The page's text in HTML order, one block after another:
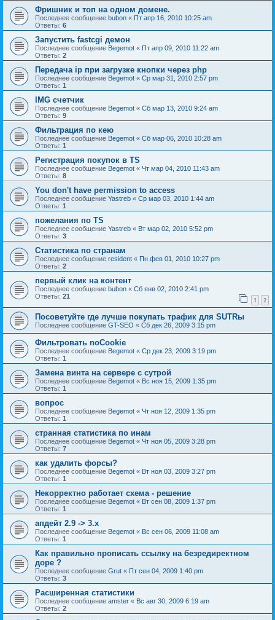
Фришник и топ на одном домене.
Последнее сообщение bubon « Пт апр 16, 2010 10:25 am
Ответы: 6
Запустить fastcgi демон
Последнее сообщение Begemot « Пт апр 09, 2010 11:22 am
Ответы: 2
Передача ip при загрузке кнопки через php
Последнее сообщение Begemot « Ср мар 31, 2010 2:57 pm
Ответы: 1
IMG счетчик
Последнее сообщение Begemot « Сб мар 13, 2010 9:24 am
Ответы: 9
Фильтрация по кею
Последнее сообщение Begemot « Сб мар 06, 2010 10:28 am
Ответы: 1
Регистрация покупок в ТS
Последнее сообщение Begemot « Чт мар 04, 2010 11:43 am
Ответы: 8
You don't have permission to access
Последнее сообщение Yastreb « Ср мар 03, 2010 1:44 am
Ответы: 1
пожелания по TS
Последнее сообщение Yastreb « Вт мар 02, 2010 5:52 pm
Ответы: 3
Статистика по странам
Последнее сообщение resident « Пн фев 01, 2010 10:27 pm
Ответы: 2
первый клик на контент
Последнее сообщение bubon « Сб янв 02, 2010 2:41 pm
Ответы: 21 1 2
Посоветуйте где лучше покупать трафик для SUTRы
Последнее сообщение GT-SEO « Сб дек 26, 2009 3:15 pm
Фильтровать noCookie
Последнее сообщение Begemot « Ср дек 23, 2009 3:19 pm
Ответы: 1
Замена винта на сервере с сутрой
Последнее сообщение Begemot « Вс ноя 15, 2009 1:35 pm
Ответы: 1
вопрос
Последнее сообщение Begemot « Чт ноя 12, 2009 1:35 pm
Ответы: 1
странная статистика по инам
Последнее сообщение Begemot « Чт ноя 05, 2009 3:28 pm
Ответы: 7
как удалить форсы?
Последнее сообщение Begemot « Вт ноя 03, 2009 3:27 pm
Ответы: 1
Некорректно работает схема - решение
Последнее сообщение Begemot « Вт сен 08, 2009 1:37 pm
Ответы: 1
апдейт 2.9 -> 3.x
Последнее сообщение Begemot « Вс сен 06, 2009 11:08 am
Ответы: 1
Как правильно прописать ссылку на безредиректном
доре ?
Последнее сообщение Grut « Пт сен 04, 2009 1:40 pm
Ответы: 3
Расширенная статистики
Последнее сообщение amster « Вс авг 30, 2009 6:19 am
Ответы: 2